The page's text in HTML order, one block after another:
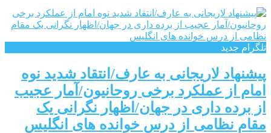
تلگرام جدید
پیشنهاد لاریجانی به عارف/انتقاد شدید نوه
امام از عملکرد برخی روحانیون/آمار عجیب
از برده داری در جهان/اظهار نگرانی یک
مقام نظامی از درس خوانده های انگلیس